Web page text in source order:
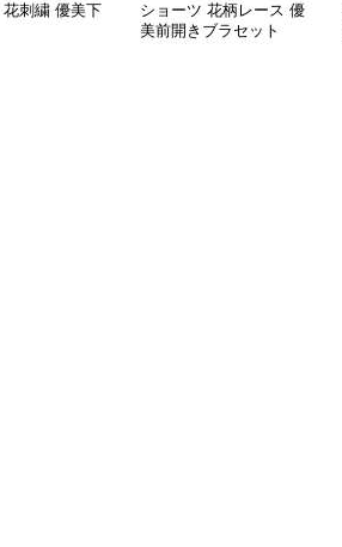
花刺繍 優美下
ショーツ 花柄レース 優
美前開きブラセット